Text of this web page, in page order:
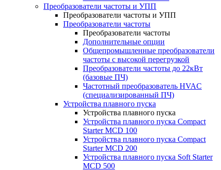
Преобразователи частоты и УПП
Преобразователи частоты и УПП
Преобразователи частоты
Преобразователи частоты
Дополнительные опции
Общепромышленные преобразователи
частоты с высокой перегрузкой
Преобразователи частоты до 22кВт
(базовые ПЧ)
Частотный преобразователь HVAC
(специализированный ПЧ)
Устройства плавного пуска
Устройства плавного пуска
Устройства плавного пуска Compact
Starter MCD 100
Устройства плавного пуска Compact
Starter MCD 200
Устройства плавного пуска Soft Starter
MCD 500